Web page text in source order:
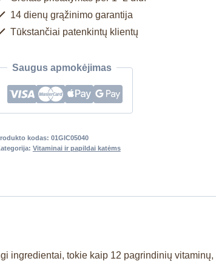
14 dienų grąžinimo garantija
Tūkstančiai patenkintų klientų
Saugus apmokėjimas
kodas: 01GIC05040
Vitaminai ir papildai katėms
ingredientai, tokie kaip 12 pagrindinių